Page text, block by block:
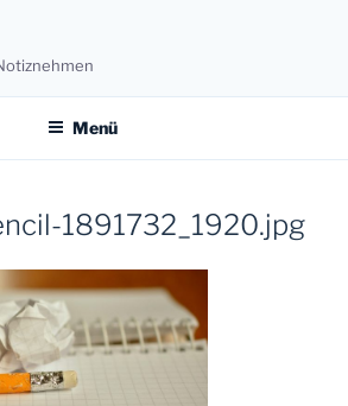
Menü
1891732_1920.jpg